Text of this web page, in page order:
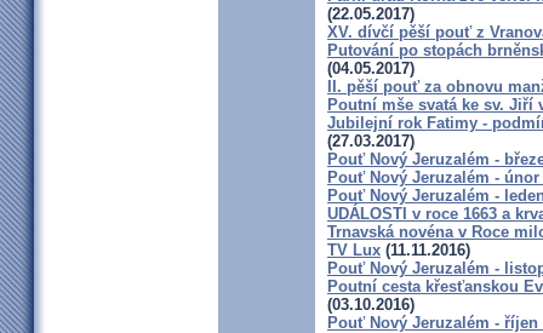
(22.05.2017)
XV. dívčí pěší pouť z
Putování po stopách
(04.05.2017)
II. pěší pouť za obnovu
Poutní mše svatá ke sv. Jiří
Jubilejní rok Fatimy -
(27.03.2017)
Pouť Nový Jeruzalém -
Pouť Nový Jeruzalém - únor
Pouť Nový Jeruzalém -
UDÁLOSTI v roce 1663 a
Trnavská novéna v Roce
TV Lux (11.11.2016)
Pouť Nový Jeruzalém -
Poutní cesta křesťanskou
(03.10.2016)
Pouť Nový Jeruzalém - říjen